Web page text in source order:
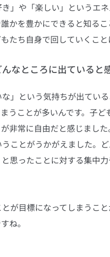
」や「楽しい」というエ
かを豊かにできると知る
たち自身で回していくこ
なところに出ていると
」という気持ちが出てい
うことが多いんです。子
非常に自由だと感じました
ことがうかがえました。
思ったことに対する集中
が目標になってしまうこ
ね。